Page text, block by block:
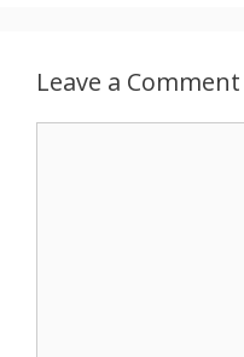
Leave a Comment